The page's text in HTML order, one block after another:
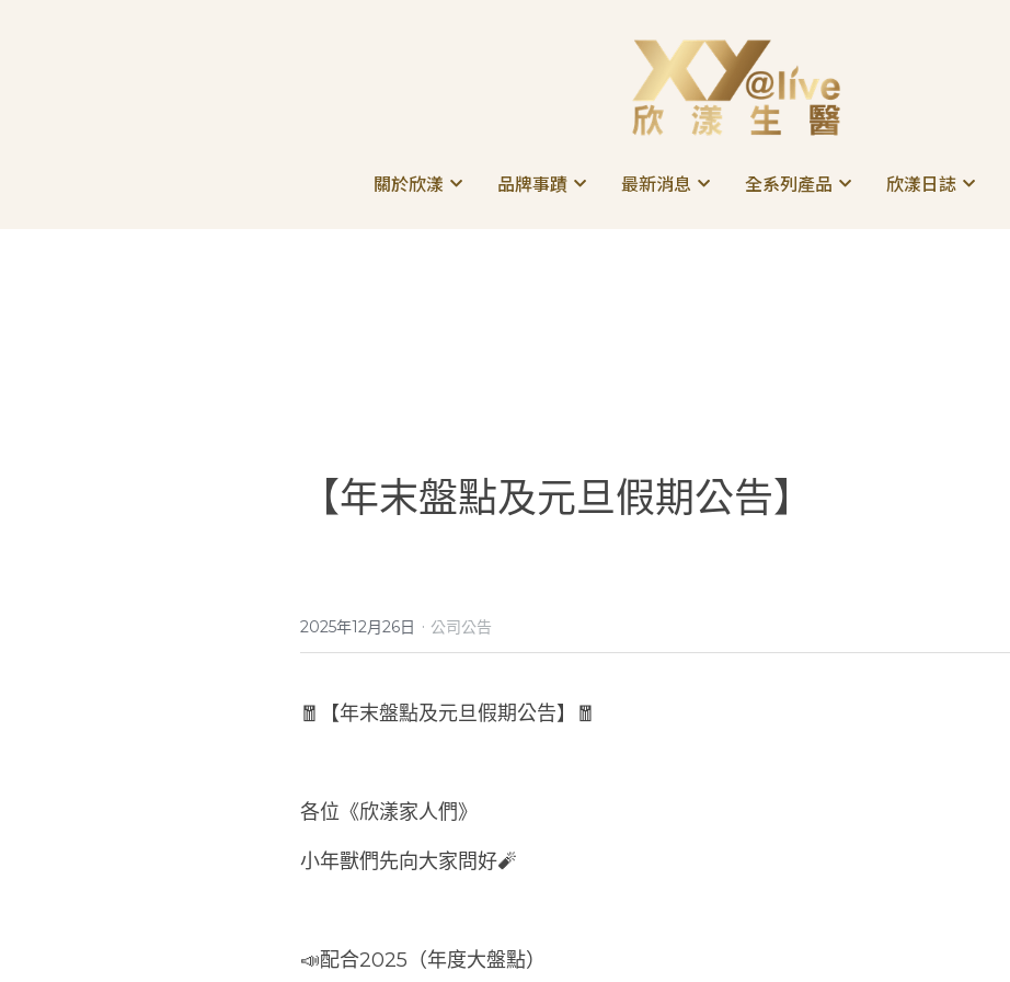
關於欣漾 品牌事蹟 最新消息 全系列產品 欣漾日誌
關於欣漾 品牌事蹟 最新消息 全系列產品 欣漾日誌
【年末盤點及元旦假期公告】
2025年12月26日 · 公司公告
🧧【年末盤點及元旦假期公告】🧧
各位《欣漾家人們》
小年獸們先向大家問好🧨
📣配合2025（年度大盤點）